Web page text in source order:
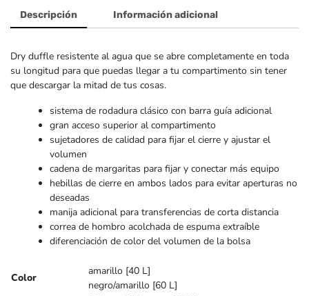
Descripción Información adicional
Dry duffle resistente al agua que se abre completamente en toda
su longitud para que puedas llegar a tu compartimento sin tener
que descargar la mitad de tus cosas.
sistema de rodadura clásico con barra guía adicional
gran acceso superior al compartimento
sujetadores de calidad para fijar el cierre y ajustar el
volumen
cadena de margaritas para fijar y conectar más equipo
hebillas de cierre en ambos lados para evitar aperturas no
deseadas
manija adicional para transferencias de corta distancia
correa de hombro acolchada de espuma extraíble
diferenciación de color del volumen de la bolsa
Color
amarillo [40 L]
negro/amarillo [60 L]